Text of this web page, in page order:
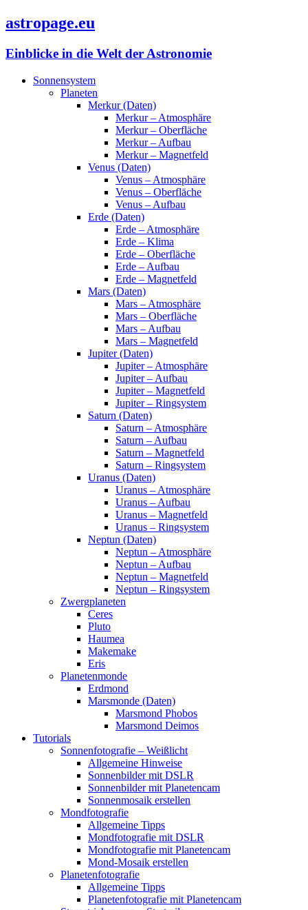
astropage.eu
Einblicke in die Welt der Astronomie
Sonnensystem
Planeten
Merkur (Daten)
Merkur – Atmosphäre
Merkur – Oberfläche
Merkur – Aufbau
Merkur – Magnetfeld
Venus (Daten)
Venus – Atmosphäre
Venus – Oberfläche
Venus – Aufbau
Erde (Daten)
Erde – Atmosphäre
Erde – Klima
Erde – Oberfläche
Erde – Aufbau
Erde – Magnetfeld
Mars (Daten)
Mars – Atmosphäre
Mars – Oberfläche
Mars – Aufbau
Mars – Magnetfeld
Jupiter (Daten)
Jupiter – Atmosphäre
Jupiter – Aufbau
Jupiter – Magnetfeld
Jupiter – Ringsystem
Saturn (Daten)
Saturn – Atmosphäre
Saturn – Aufbau
Saturn – Magnetfeld
Saturn – Ringsystem
Uranus (Daten)
Uranus – Atmosphäre
Uranus – Aufbau
Uranus – Magnetfeld
Uranus – Ringsystem
Neptun (Daten)
Neptun – Atmosphäre
Neptun – Aufbau
Neptun – Magnetfeld
Neptun – Ringsystem
Zwergplaneten
Ceres
Pluto
Haumea
Makemake
Eris
Planetenmonde
Erdmond
Marsmonde (Daten)
Marsmond Phobos
Marsmond Deimos
Tutorials
Sonnenfotografie – Weißlicht
Allgemeine Hinweise
Sonnenbilder mit DSLR
Sonnenbilder mit Planetencam
Sonnenmosaik erstellen
Mondfotografie
Allgemeine Tipps
Mondfotografie mit DSLR
Mondfotografie mit Planetencam
Mond-Mosaik erstellen
Planetenfotografie
Allgemeine Tipps
Planetenfotografie mit Planetencam